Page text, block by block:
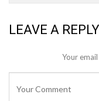
LEAVE A REPLY
Your